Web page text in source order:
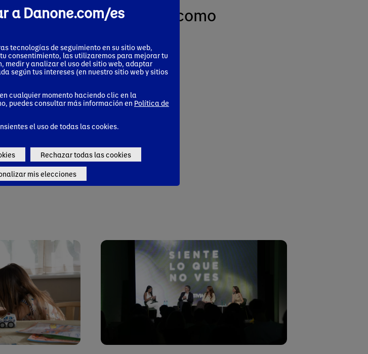
a Danone.com/es
tecnologías de seguimiento en su sitio web,
consentimiento, las utilizaremos para mejorar tu
medir y analizar el uso del sitio web, adaptar
según tus intereses (en nuestro sitio web y sitios
cualquier momento haciendo clic en la
puedes consultar más información en Política de
el uso de todas las cookies.
Rechazar todas las cookies
mis elecciones
y consolida a Danone como